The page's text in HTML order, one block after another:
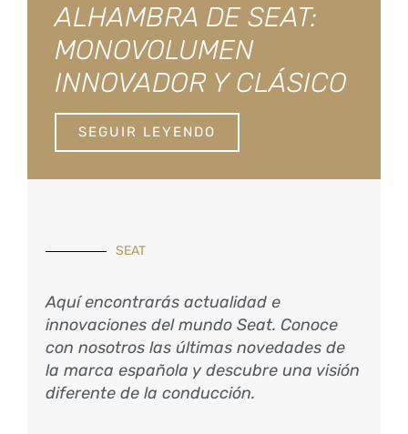
ALHAMBRA DE SEAT:
MONOVOLUMEN
INNOVADOR Y CLÁSICO
SEGUIR LEYENDO
SEAT
Aquí encontrarás actualidad e
innovaciones del mundo Seat. Conoce
con nosotros las últimas novedades de
la marca española y descubre una visión
diferente de la conducción.